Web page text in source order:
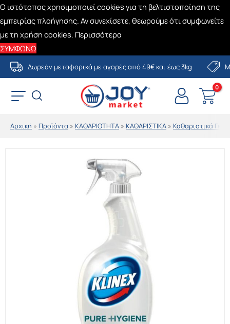
Ο ιστότοπος χρησιμοποιεί cookies για τη βελτιστοποίηση της
εμπειρίας πλοήγησης. Αν συνεχίσετε, θεωρούμε ότι συμφωνείτε
με τη χρήση cookies. Περισσότερα
ΣΥΜΦΩΝΩ
Μετάβαση
στο
περιεχόμενο
Δωρεάν μεταφορικά με αγορές από 49€ και έως 3kg
Αρχική » Προϊόντα » ΚΑΘΑΡΙΟΤΗΤΑ » ΚΑΘΑΡΙΣΤΙΚΑ » Καθαριστικά